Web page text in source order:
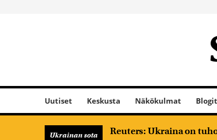
Uutiset Keskusta Näkökulmat Blogit
Ukrainan sota Reuters: Ukraina on